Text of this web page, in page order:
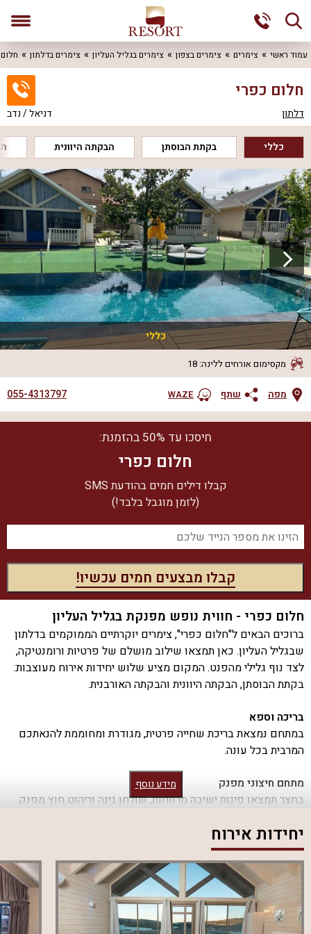
עמוד ראשי צימרים צימרים בצפון צימרים בגליל העליון צימרים בדלתון
חלום כפרי
דלתון דניאל / נדב
כללי בקתת הבוסתן הבקתה היוונית
כללי
מקסימום אורחים ללינה:
18
מפה שתף WAZE
055-4313797
חיסכו עד 50% בהזמנת:
חלום כפרי
קבלו דילים חמים בהודעת SMS
(לזמן מוגבל בלבד!)
חלום כפרי - חווית נופש מפנקת בגליל העליון
ברוכים הבאים ל"חלום כפרי", צימרים יוקרתיים הממוקמים בדלתון
שבגליל העליון. כאן תמצאו שילוב מושלם של פרטיות ורומנטיקה,
לצד נוף גלילי מהפנט. המקום מציע שלוש יחידות אירוח מעוצבות:
בקתת הבוסתן, הבקתה היוונית והבקתה האורבנית.
בריכה וספא
במתחם נמצאת בריכת שחייה פרטית, מגודרת ומחוממת להנאתכם
המרבית בכל עונה.
מתחם חיצוני מפנק
בחצר תמצאו פינות ישיבה מרווחות, שולחן גינה וריהוט חוץ מפנק.
פונג ומיטות שיזוף לרגעי רגיעה מושלמים.
אבזור יוקרתי
כל יחידה מאובזרת במסך LCD, מערכת סטריאו, שולחן אוכל
וארונות אחסון מרווחים. המטבחים המודרניים כוללים מכונת
אספרסו עם קפסולות, תמי 4 ומכשירי חשמל נוספים לנוחות
מידע נוסף
יחידות אירוח